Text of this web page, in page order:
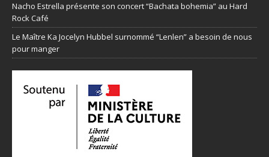
Nacho Estrella présente son concert “Bachata bohemia” au Hard
Rock Café
Le Maître Ka Jocelyn Hubbel surnommé “Lenlen” a besoin de nous
pour manger